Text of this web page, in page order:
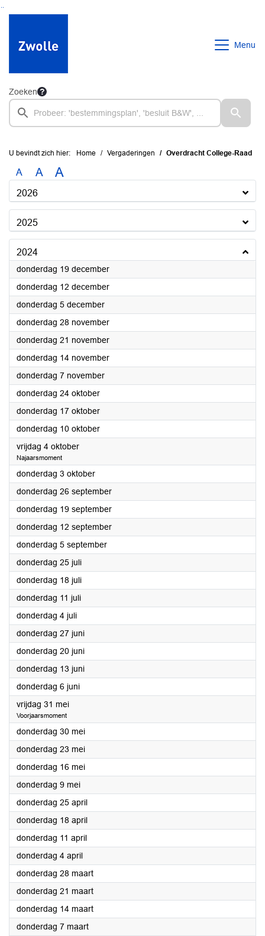
Ga naar de inhoud van deze pagina
Ga naar het zoeken
Ga naar het menu
Menu
Zoeken
U bevindt zich hier: Home Vergaderingen Overdracht College-Raad
A A A
2026
2025
2024
donderdag 19 december2024
donderdag 12 december2024
donderdag 5 december2024
donderdag 28 november2024
donderdag 21 november2024
donderdag 14 november2024
donderdag 7 november2024
donderdag 24 oktober2024
donderdag 17 oktober2024
donderdag 10 oktober2024
vrijdag 4 oktober2024
Najaarsmoment
donderdag 3 oktober2024
donderdag 26 september2024
donderdag 19 september2024
donderdag 12 september2024
donderdag 5 september2024
donderdag 25 juli2024
donderdag 18 juli2024
donderdag 11 juli2024
donderdag 4 juli2024
donderdag 27 juni2024
donderdag 20 juni2024
donderdag 13 juni2024
donderdag 6 juni2024
vrijdag 31 mei2024
Voorjaarsmoment
donderdag 30 mei2024
donderdag 23 mei2024
donderdag 16 mei2024
donderdag 9 mei2024
donderdag 25 april2024
donderdag 18 april2024
donderdag 11 april2024
donderdag 4 april2024
donderdag 28 maart2024
donderdag 21 maart2024
donderdag 14 maart2024
donderdag 7 maart2024